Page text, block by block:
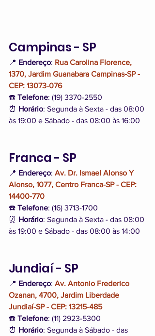
Campinas - SP
📍 Endereço: Rua Carolina Florence,
1370, Jardim Guanabara Campinas-SP -
CEP: 13073-076
☎️ Telefone: (19) 3370-2550
⏰ Horário: Segunda à Sexta - das 08:00
às 19:00 e Sábado - das 08:00 às 16:00
Franca - SP
📍 Endereço: Av. Dr. Ismael Alonso Y
Alonso, 1077, Centro Franca-SP - CEP:
14400-770
☎️ Telefone: (16) 3713-1700
⏰ Horário: Segunda à Sexta - das 08:00
às 19:00 e Sábado - das 08:00 às 14:00
Jundiaí - SP
📍 Endereço: Av. Antonio Frederico
Ozanan, 4700, Jardim Liberdade
Jundiaí-SP - CEP: 13215-485
☎️ Telefone: (11) 2923-5300
⏰ Horário: Segunda à Sábado - das